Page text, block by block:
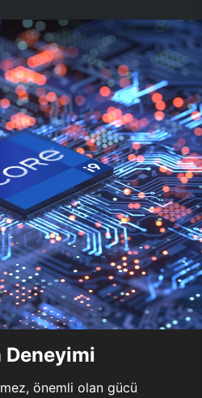
önemli olan gücü